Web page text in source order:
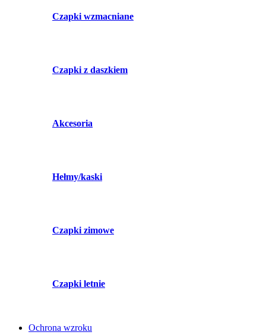
Czapki wzmacniane
Czapki z daszkiem
Akcesoria
Hełmy/kaski
Czapki zimowe
Czapki letnie
Ochrona wzroku